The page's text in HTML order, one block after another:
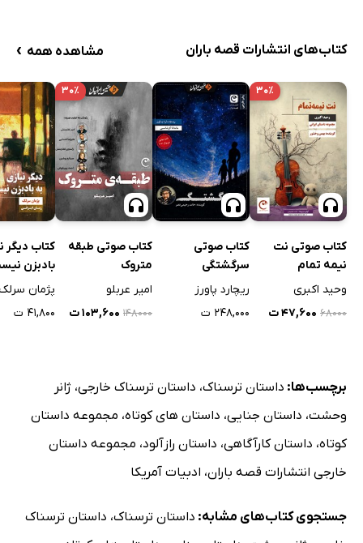
کتاب‌های انتشارات قصه باران مشاهده همه ›
۳۰٪
کتاب صوتی نت
نیمه تمام
وحید اکبری
۶۸۰۰۰ ۴۷,۶۰۰ ت
کتاب صوتی
سرگشتگی
ریچارد پاورز
۲۴۸,۰۰۰ ت
۳۰٪
کتاب صوتی طبقه
متروک
امیر عربلو
۱۴۸۰۰۰ ۱۰۳,۶۰۰ ت
کتاب دیگر
بادبزن
پژمان
۴۱,۸۰۰ ت
برچسب‌ها: داستان ترسناک، داستان ترسناک خارجی، ژانر
وحشت، داستان جنایی، داستان های کوتاه، مجموعه داستان
کوتاه، داستان کارآگاهی، داستان رازآلود، مجموعه داستان
خارجی انتشارات قصه باران، ادبیات آمریکا
جستجوی کتاب‌های مشابه: داستان ترسناک، داستان ترسناک